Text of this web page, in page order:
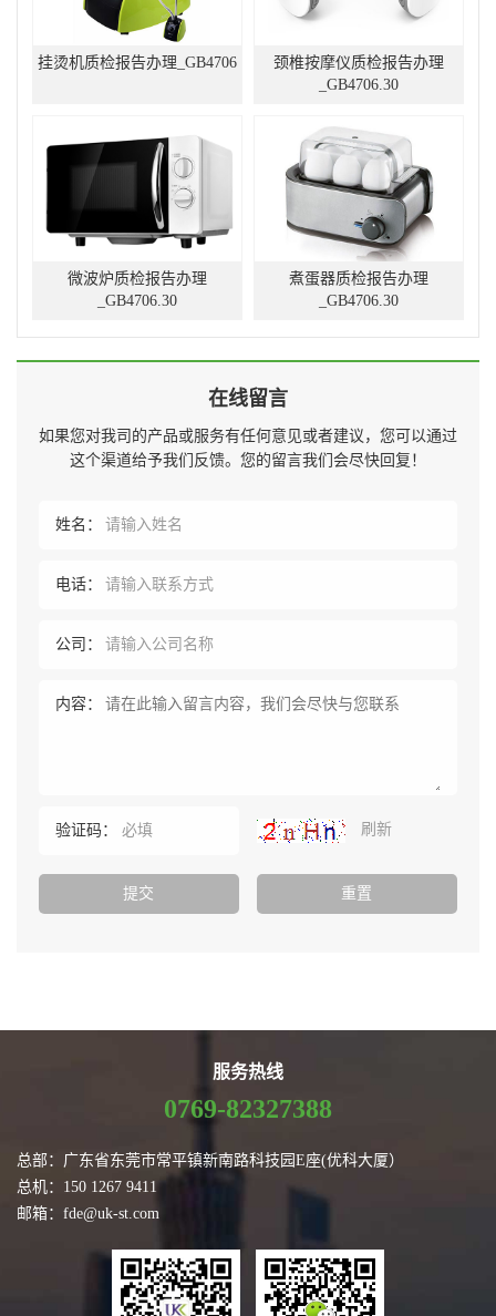
挂烫机质检报告办理_GB4706
颈椎按摩仪质检报告办理
_GB4706.30
微波炉质检报告办理
_GB4706.30
煮蛋器质检报告办理
_GB4706.30
在线留言
如果您对我司的产品或服务有任何意见或者建议，您可以通过
这个渠道给予我们反馈。您的留言我们会尽快回复！
姓名：
电话：
公司：
内容：
验证码： 刷新
服务热线
0769-82327388
总部：广东省东莞市常平镇新南路科技园E座(优科大厦）
总机：150 1267 9411
邮箱：fde@uk-st.com